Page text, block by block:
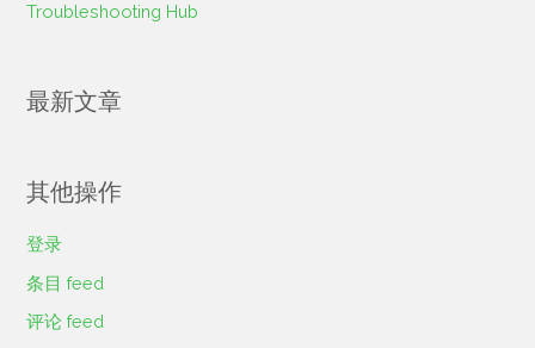
Troubleshooting Hub
最新文章
其他操作
登录
条目 feed
评论 feed